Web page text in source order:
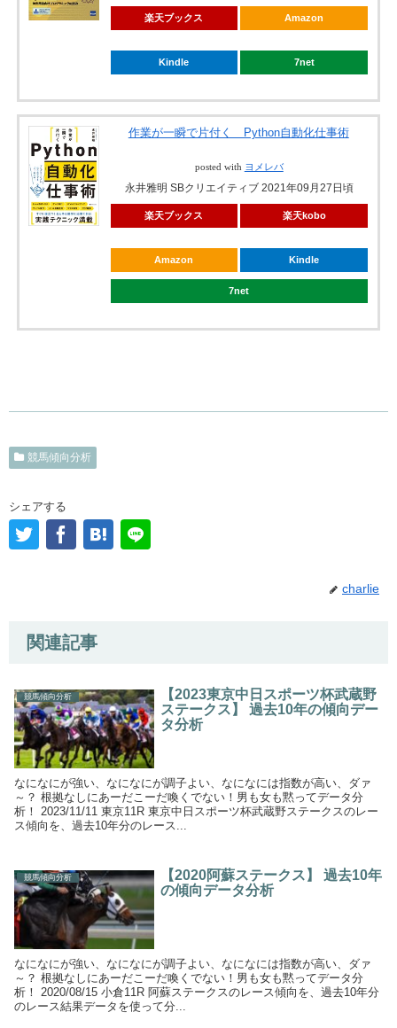
楽天ブックス Amazon
Kindle 7net
作業が一瞬で片付く Python自動化仕事術
posted with ヨメレバ
永井雅明 SBクリエイティブ 2021年09月27日頃
楽天ブックス 楽天kobo
Amazon Kindle
7net
競馬傾向分析
シェアする
charlie
関連記事
競馬傾向分析
【2023東京中日スポーツ杯武蔵野
ステークス】 過去10年の傾向デー
タ分析
なになにが強い、なになにが調子よい、なになには指数が高い、ダァ
～？ 根拠なしにあーだこーだ喚くでない！男も女も黙ってデータ分
析！ 2023/11/11 東京11R 東京中日スポーツ杯武蔵野ステークスのレー
ス傾向を、過去10年分のレース...
競馬傾向分析
【2020阿蘇ステークス】 過去10年
の傾向データ分析
なになにが強い、なになにが調子よい、なになには指数が高い、ダァ
～？ 根拠なしにあーだこーだ喚くでない！男も女も黙ってデータ分
析！ 2020/08/15 小倉11R 阿蘇ステークスのレース傾向を、過去10年分
のレース結果データを使って分...